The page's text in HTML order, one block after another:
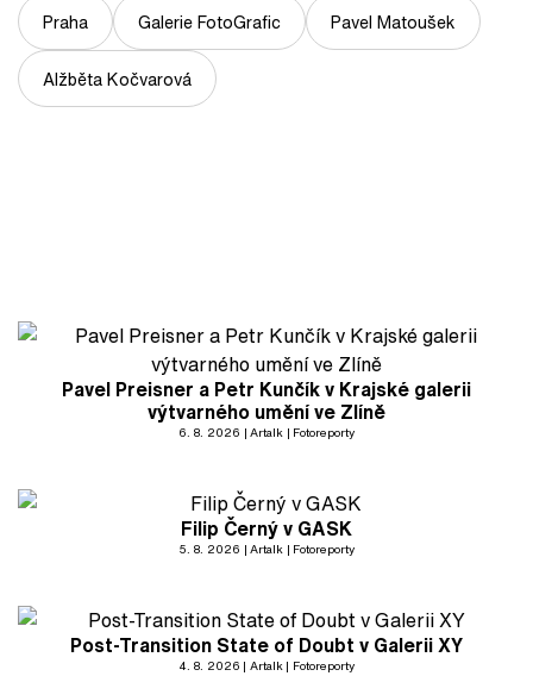
Praha Galerie FotoGrafic Pavel Matoušek
Alžběta Kočvarová
Pavel Preisner a Petr Kunčík v Krajské galerii
výtvarného umění ve Zlíně
6. 8. 2026 Artalk Fotoreporty
Filip Černý v GASK
5. 8. 2026 Artalk Fotoreporty
Post-Transition State of Doubt v Galerii XY
4. 8. 2026 Artalk Fotoreporty